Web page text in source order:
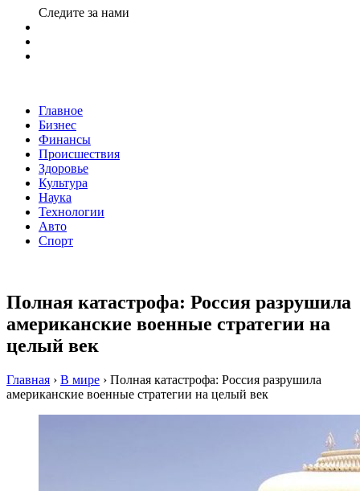
Следите за нами
Главное
Бизнес
Финансы
Происшествия
Здоровье
Культура
Наука
Технологии
Авто
Спорт
Полная катастрофа: Россия разрушила
американские военные стратегии на
целый век
Главная › В мире › Полная катастрофа: Россия разрушила
американские военные стратегии на целый век